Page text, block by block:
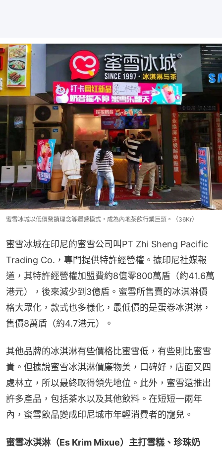
蜜雪冰城以低價營銷理念等運營模式，成為內地茶飲行業巨頭。（36Kr）
蜜雪冰城在印尼的蜜雪公司叫PT Zhi Sheng Pacific
Trading Co.，專門提供特許經營權。據印尼社媒報
道，其特許經營權加盟費約8億零800萬盾（約41.6萬
港元），後來減少到3億盾。蜜雪所售賣的冰淇淋價
格大眾化，款式也多樣化，最低價的是蛋卷冰淇淋，
售價8萬盾（約4.7港元）。
其他品牌的冰淇淋有些價格比蜜雪低，有些則比蜜雪
貴。但據說蜜雪冰淇淋價廉物美，口碑好，店面又四
處林立，所以最終取得領先地位。此外，蜜雪還推出
許多產品，包括茶水以及其他飲料。在短短一兩年
內，蜜雪飲品變成印尼城市年輕消費者的寵兒。
蜜雪冰淇淋（Es Krim Mixue）主打雪糕、珍珠奶